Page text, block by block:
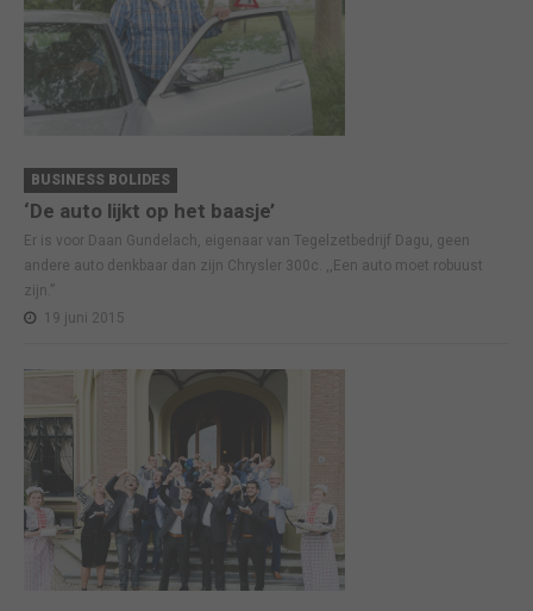
BUSINESS BOLIDES
‘De auto lijkt op het baasje’
Er is voor Daan Gundelach, eigenaar van Tegelzetbedrijf Dagu, geen
andere auto denkbaar dan zijn Chrysler 300c. ,,Een auto moet robuust
zijn.”
19 juni 2015